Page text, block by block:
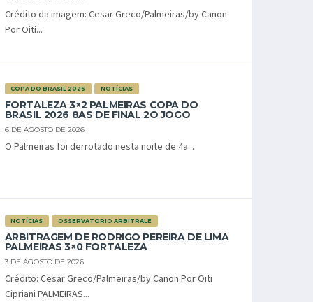
Crédito da imagem: Cesar Greco/Palmeiras/by Canon
Por Oiti...
COPA DO BRASIL 2026 NOTÍCIAS
FORTALEZA 3×2 PALMEIRAS COPA DO
BRASIL 2026 8AS DE FINAL 2O JOGO
6 DE AGOSTO DE 2026
O Palmeiras foi derrotado nesta noite de 4a...
NOTÍCIAS OSSERVATORIO ARBITRALE
ARBITRAGEM DE RODRIGO PEREIRA DE LIMA
PALMEIRAS 3×0 FORTALEZA
3 DE AGOSTO DE 2026
Crédito: Cesar Greco/Palmeiras/by Canon Por Oiti
Cipriani PALMEIRAS...